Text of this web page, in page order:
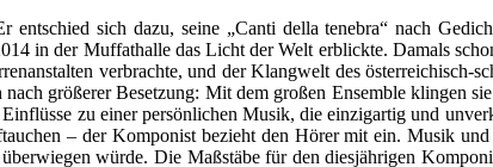
sich dazu, seine „Canti della tenebra“ nach
in der Muffathalle das Licht der Welt erblickte. Damals
verbrachte, und der Klangwelt des österreichisch-
größerer Besetzung: Mit dem großen Ensemble klingen
zu einer persönlichen Musik, die einzigartig und
– der Komponist bezieht den Hörer mit ein. Musik
würde. Die Maßstäbe für den diesjährigen